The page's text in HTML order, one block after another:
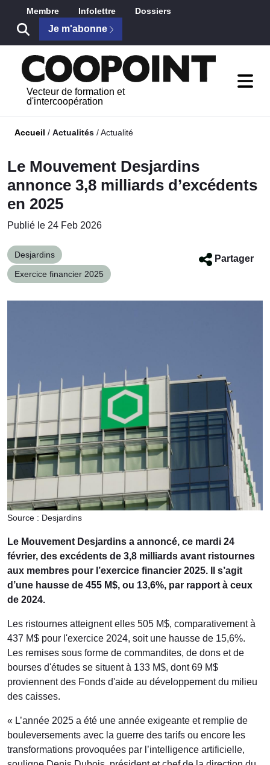
Skip to Main Content
Membre Infolettre Dossiers
Je m'abonne
Vecteur de formation et
d'intercoopération
Accueil / Actualités /Actualité
Le Mouvement Desjardins
annonce 3,8 milliards d’excédents
en 2025
Publié le 24 Feb 2026
Desjardins
Exercice financier 2025
Partager
Source : Desjardins
Le Mouvement Desjardins a annoncé, ce mardi 24
février, des excédents de 3,8 milliards avant ristournes
aux membres pour l’exercice financier 2025. Il s’agit
d’une hausse de 455 M$, ou 13,6%, par rapport à ceux
de 2024.
Les ristournes atteignent elles 505 M$, comparativement à
437 M$ pour l'exercice 2024, soit une hausse de 15,6%.
Les remises sous forme de commandites, de dons et de
bourses d'études se situent à 133 M$, dont 69 M$
proviennent des Fonds d'aide au développement du milieu
des caisses.
« L’année 2025 a été une année exigeante et remplie de
bouleversements avec la guerre des tarifs ou encore les
transformations provoquées par l’intelligence artificielle,